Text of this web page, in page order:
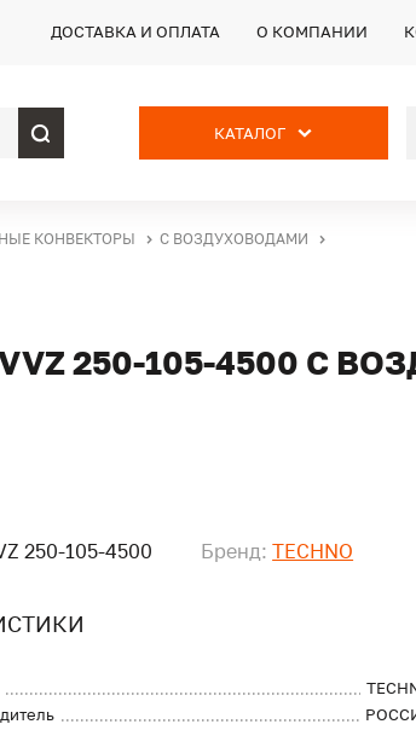
ДОСТАВКА И ОПЛАТА О КОМПАНИИ
КАТАЛОГ
КОНВЕКТОРЫ
С ВОЗДУХОВОДАМИ
250-105-4500 С
250-105-4500 Бренд: TECHNO